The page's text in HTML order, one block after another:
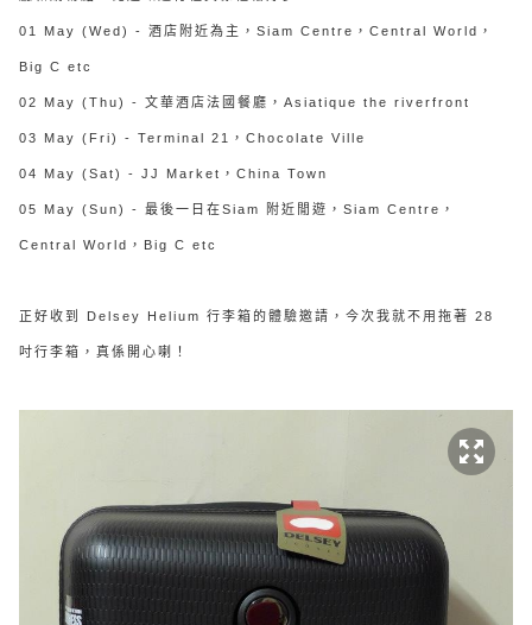
01 May (Wed) - 酒店附近為主，Siam Centre，Central World，
Big C etc
02 May (Thu) - 文華酒店法國餐廳，Asiatique the riverfront
03 May (Fri) - Terminal 21，Chocolate Ville
04 May (Sat) - JJ Market，China Town
05 May (Sun) - 最後一日在Siam 附近閒遊，Siam Centre，
Central World，Big C etc
正好收到 Delsey Helium 行李箱的體驗邀請，今次我就不用拖著 28
吋行李箱，真係開心喇！